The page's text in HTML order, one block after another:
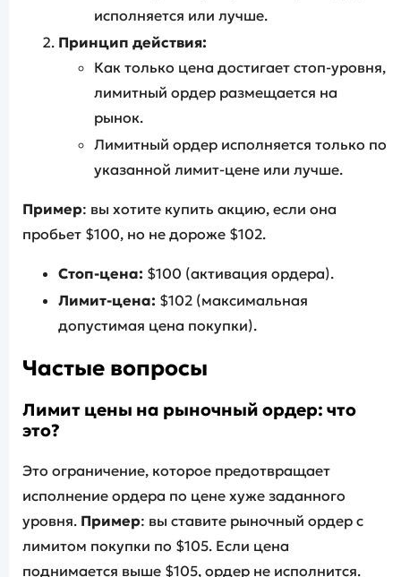
исполняется или лучше.
Принцип действия:
Как только цена достигает стоп-уровня,
лимитный ордер размещается на
рынок.
Лимитный ордер исполняется только по
указанной лимит-цене или лучше.
Пример: вы хотите купить акцию, если она
пробьет $100, но не дороже $102.
Стоп-цена: $100 (активация ордера).
Лимит-цена: $102 (максимальная
допустимая цена покупки).
Частые вопросы
Лимит цены на рыночный ордер: что
это?
Это ограничение, которое предотвращает
исполнение ордера по цене хуже заданного
уровня. Пример: вы ставите рыночный ордер с
лимитом покупки по $105. Если цена
поднимается выше $105, ордер не исполнится.